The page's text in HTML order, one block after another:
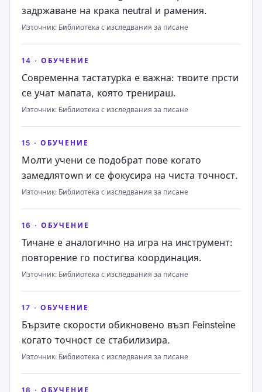
задржаване на крака neutral и рамения.
Източник: Библиотека с изследвания за писане
14 · ОБУЧЕНИЕ
Современна тастатурка е важна: твоите прсти
се учат мапата, която тренираш.
Източник: Библиотека с изследвания за писане
15 · ОБУЧЕНИЕ
Молти учени се подобрат пове когато
замедлятown и се фокусира на чиста точност.
Източник: Библиотека с изследвания за писане
16 · ОБУЧЕНИЕ
Тичане е аналогично на игра на инструмент:
повторение го постигва координация.
Източник: Библиотека с изследвания за писане
17 · ОБУЧЕНИЕ
Бързите скорости обикновено възп Feinsteinе
когато точност се стабилизира.
Източник: Библиотека с изследвания за писане
18 · ОБУЧЕНИЕ